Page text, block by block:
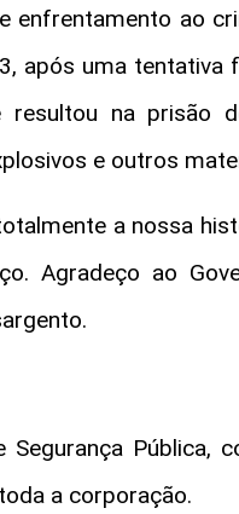
enfrentamento ao
após uma
resultou na prisão
e outros
a nossa
Agradeço ao
Pública,
a corporação.